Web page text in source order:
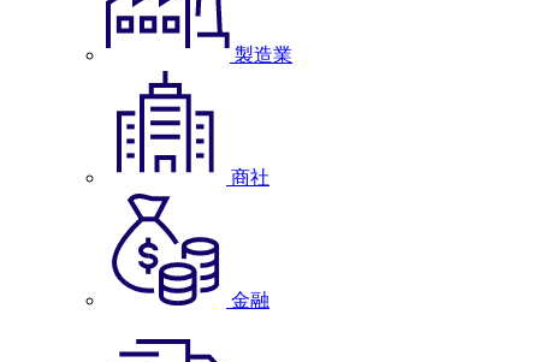
製造業
商社
金融